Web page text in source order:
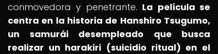
conmovedora y penetrante. La película se
centra en la historia de Hanshiro Tsugumo,
un samurái desempleado que busca
realizar un harakiri (suicidio ritual) en el